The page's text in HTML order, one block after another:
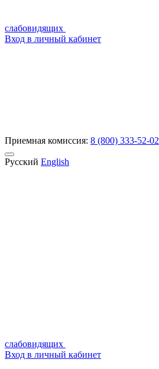
слабовидящих
Вход в личный кабинет
Приемная комиссия: 8 (800) 333-52-02
Русский English
слабовидящих
Вход в личный кабинет